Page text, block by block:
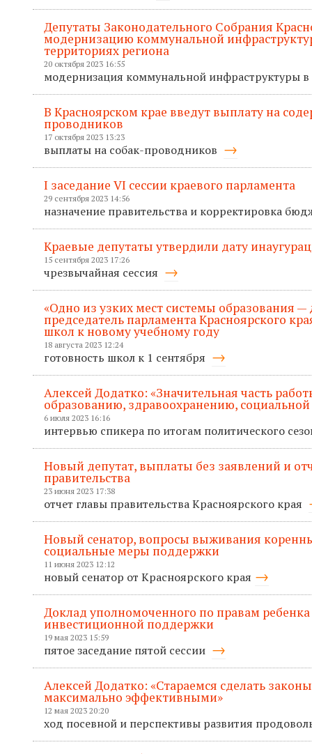
Депутаты Законодательного Собрания
модернизацию коммунальной
территориях региона
20 октября 2023 16:55
модернизация коммунальной инфраструктуры в
В Красноярском крае введут выплату на
проводников
17 октября 2023 13:23
выплаты на собак-проводников
I заседание VI сессии краевого парламента
29 сентября 2023 14:56
назначение правительства и корректировка
Краевые депутаты утвердили дату
15 сентября 2023 17:26
чрезвычайная сессия
«Одно из узких мест системы образования —
председатель парламента Красноярского
школ к новому учебному году
18 августа 2023 12:24
готовность школ к 1 сентября
Алексей Додатко: «Значительная часть
образованию, здравоохранению,
6 июля 2023 16:16
интервью спикера по итогам политического
Новый депутат, выплаты без заявлений и
правительства
23 июня 2023 17:38
отчет главы правительства Красноярского края
Новый сенатор, вопросы выживания
социальные меры поддержки
11 июня 2023 12:12
новый сенатор от Красноярского края
Доклад уполномоченного по правам
инвестиционной поддержки
19 мая 2023 15:59
пятое заседание пятой сессии
Алексей Додатко: «Стараемся сделать
максимально эффективными»
12 мая 2023 20:20
ход посевной и перспективы развития